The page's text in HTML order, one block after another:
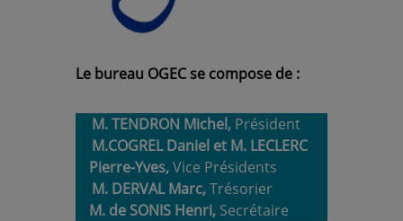
Le bureau OGEC se compose de :
M. TENDRON Michel, Président
M.COGREL Daniel et M. LECLERC
Pierre-Yves,Vice Présidents
M. DERVAL Marc,Trésorier
M. de SONIS Henri, Secrétaire